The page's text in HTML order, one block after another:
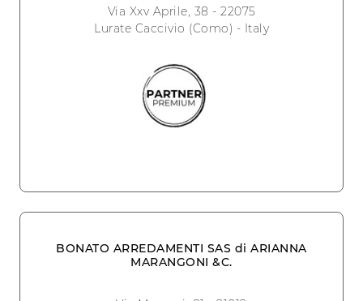
Via Xxv Aprile, 38 - 22075
Lurate Caccivio (Como) - Italy
BONATO ARREDAMENTI SAS di ARIANNA
MARANGONI &C.